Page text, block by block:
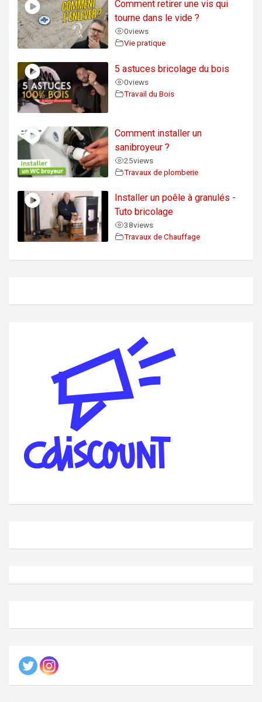
Comment retirer une vis qui
tourne dans le vide ?
0views
Vie pratique
5 astuces bricolage du bois
0views
Travail du Bois
Comment installer un
sanibroyeur ?
25views
Travaux de plomberie
Installer un poêle à granulés -
Tuto bricolage
38views
Travaux de Chauffage